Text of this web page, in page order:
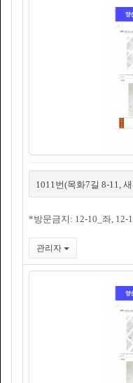
1011번(목화7길 8-11,
*방문금지: 12-10_좌, 12-
관리자